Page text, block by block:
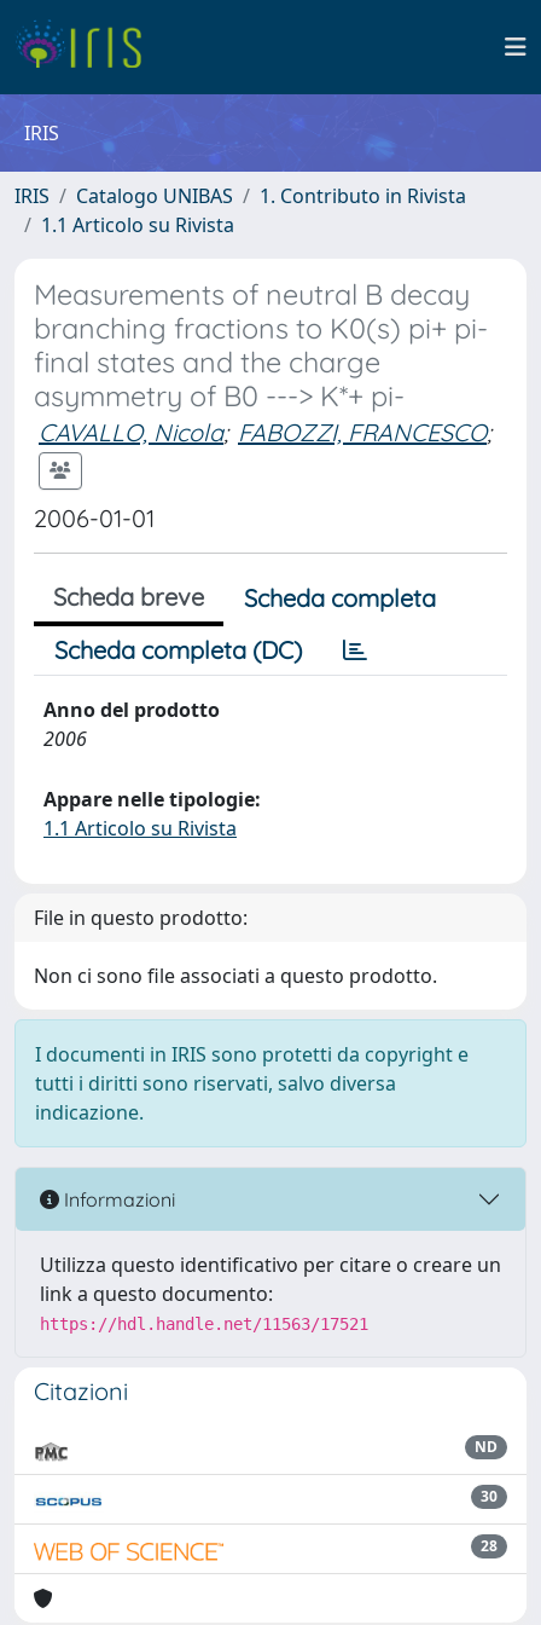
IRIS
IRIS Catalogo UNIBAS
1. Contributo in Rivista
1.1 Articolo su Rivista
Measurements of neutral B decay
branching fractions to K0(s) pi+ pi-
final states and the charge
asymmetry of B0 ---> K*+ pi-
CAVALLO, Nicola; FABOZZI, FRANCESCO;
2006-01-01
Scheda breve
Scheda completa
Scheda completa (DC)
Anno del prodotto
2006
Appare nelle tipologie:
1.1 Articolo su Rivista
File in questo prodotto:
Non ci sono file associati a questo prodotto.
I documenti in IRIS sono protetti da copyright e
tutti i diritti sono riservati, salvo diversa
indicazione.
Informazioni
Utilizza questo identificativo per citare o creare un
link a questo documento:
https://hdl.handle.net/11563/17521
Citazioni
ND
30
28